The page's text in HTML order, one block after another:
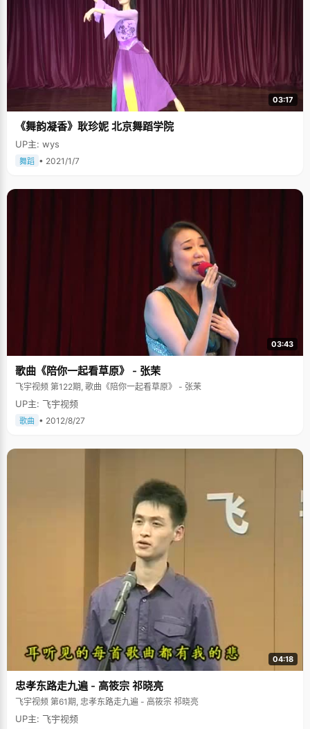
03:17
《舞韵凝香》耿珍妮 北京舞蹈学院
UP主: wys
舞蹈 • 2021/1/7
03:43
歌曲《陪你一起看草原》 - 张茉
飞宇视频 第122期, 歌曲《陪你一起看草原》 - 张茉
UP主: 飞宇视频
歌曲 • 2012/8/27
04:18
忠孝东路走九遍 - 高筱宗 祁晓亮
飞宇视频 第61期, 忠孝东路走九遍 - 高筱宗 祁晓亮
UP主: 飞宇视频